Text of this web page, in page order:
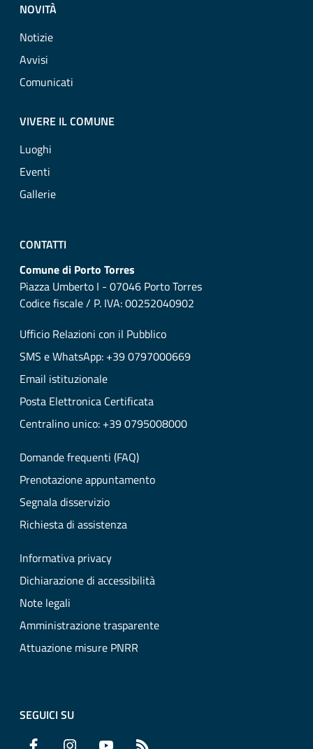
NOVITÀ
Notizie
Avvisi
Comunicati
VIVERE IL COMUNE
Luoghi
Eventi
Gallerie
CONTATTI
Comune di Porto Torres
Piazza Umberto I - 07046 Porto Torres
Codice fiscale / P. IVA: 00252040902
Ufficio Relazioni con il Pubblico
SMS e WhatsApp: +39 0797000669
Email istituzionale
Posta Elettronica Certificata
Centralino unico: +39 0795008000
Domande frequenti (FAQ)
Prenotazione appuntamento
Segnala disservizio
Richiesta di assistenza
Informativa privacy
Dichiarazione di accessibilità
Note legali
Amministrazione trasparente
Attuazione misure PNRR
SEGUICI SU
Facebook Instagram YouTube